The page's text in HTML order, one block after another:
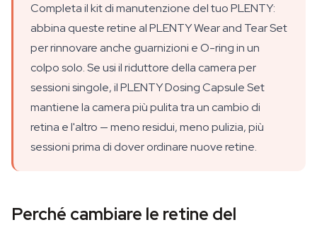
Completa il kit di manutenzione del tuo PLENTY:
abbina queste retine al PLENTY Wear and Tear Set
per rinnovare anche guarnizioni e O-ring in un
colpo solo. Se usi il riduttore della camera per
sessioni singole, il PLENTY Dosing Capsule Set
mantiene la camera più pulita tra un cambio di
retina e l'altro — meno residui, meno pulizia, più
sessioni prima di dover ordinare nuove retine.
Perché cambiare le retine del